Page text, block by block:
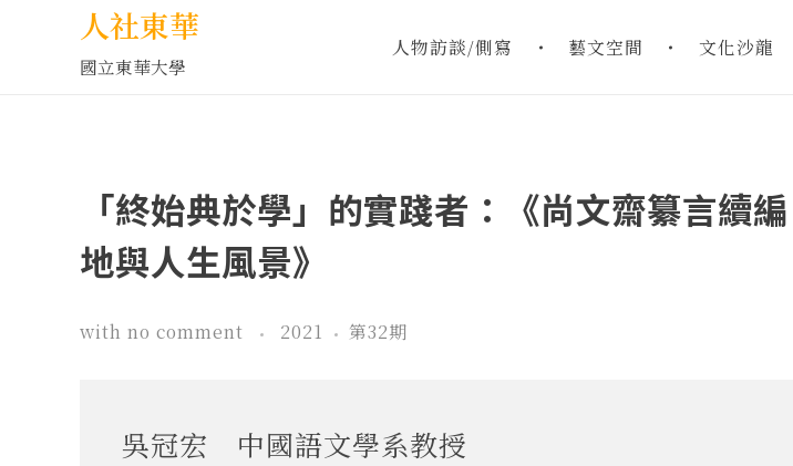
人社東華
國立東華大學
人物訪談/側寫 藝文空間 文化沙龍
「終始典於學」的實踐者：《尚文齋纂言續
地與人生風景》
with no comment 2021 第32期
吳冠宏 中國語文學系教授